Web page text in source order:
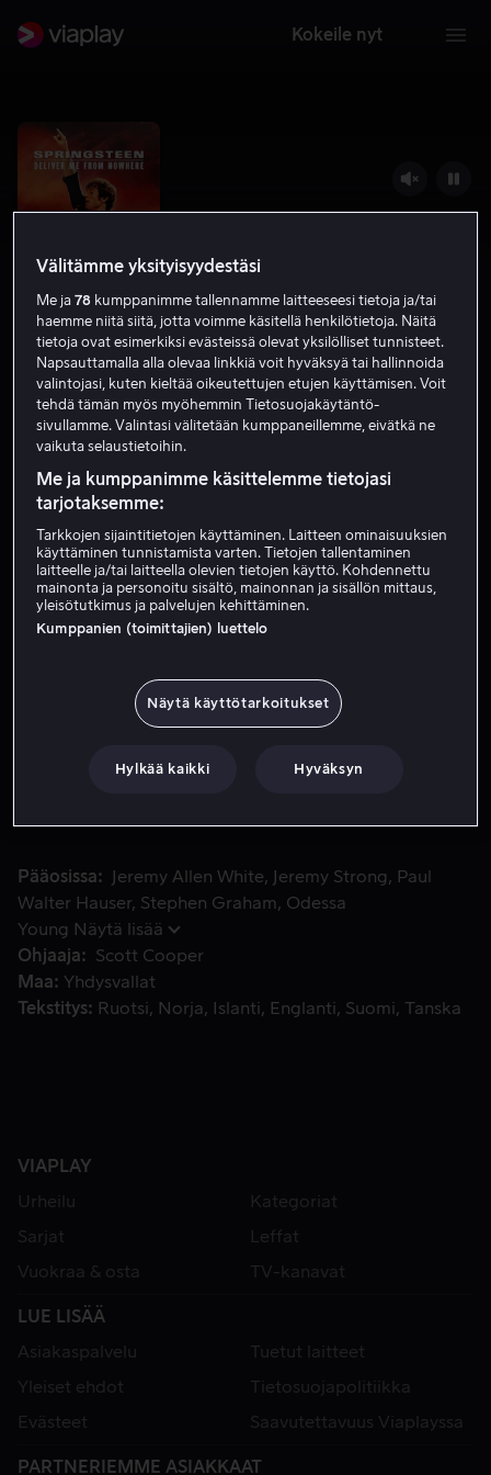
Kokeile nyt
Springsteen: Deliver Me from
Nowhere
HD
Vuokraa 4,49 €
Osta 15,99 €
muusikko kipuilee menneisyyden haamujen ja
Pääosissa
Jeremy Allen White Jeremy Strong
Paul
Walter Hauser Stephen Graham
Odessa
Young Näytä lisää
Ohjaaja
Scott Cooper
Maa
Yhdysvallat
Tekstitys
Ruotsi Norja Islanti Englanti Suomi Tanska
VIAPLAY
Urheilu
Kategoriat
Sarjat
Leffat
Vuokraa & osta
TV-kanavat
LUE LISÄÄ
Asiakaspalvelu
Tuetut laitteet
Yleiset ehdot
Tietosuojapolitiikka
Evästeet
Saavutettavuus Viaplayssa
PARTNERIEMME ASIAKKAAT
Välitämme yksityisyydestäsi
Me ja78 kumppanimme tallennamme laitteeseesi tietoja ja/tai
haemme niitä siitä, jotta voimme käsitellä henkilötietoja. Näitä
tietoja ovat esimerkiksi evästeissä olevat yksilölliset tunnisteet.
Napsauttamalla alla olevaa linkkiä voit hyväksyä tai hallinnoida
valintojasi, kuten kieltää oikeutettujen etujen käyttämisen. Voit
tehdä tämän myös myöhemmin Tietosuojakäytäntö-
sivullamme. Valintasi välitetään kumppaneillemme, eivätkä ne
vaikuta selaustietoihin.
Me ja kumppanimme käsittelemme tietojasi
tarjotaksemme:
Tarkkojen sijaintitietojen käyttäminen. Laitteen ominaisuuksien
käyttäminen tunnistamista varten. Tietojen tallentaminen
laitteelle ja/tai laitteella olevien tietojen käyttö. Kohdennettu
mainonta ja personoitu sisältö, mainonnan ja sisällön mittaus,
yleisötutkimus ja palvelujen kehittäminen.
Kumppanien (toimittajien) luettelo
Näytä käyttötarkoitukset
Hylkää kaikki Hyväksyn